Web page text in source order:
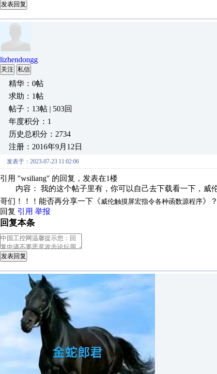
发表回复
lizhendongg
关注 私信
精华：0帖
求助：1帖
帖子：13帖 | 503回
年度积分：1
历史总积分：2734
注册：2016年9月12日
发表于：2023-07-23 11:02:06
引用 "wsiliang" 的回复，发表在1楼
内容： 我的这个帖子里有，你可以自己去下载看一下，威
哥们！！！能否再分享一下《威伦触摸屏宏指令各种函数源程序》
回复 引用 举报
回复本条
发表回复